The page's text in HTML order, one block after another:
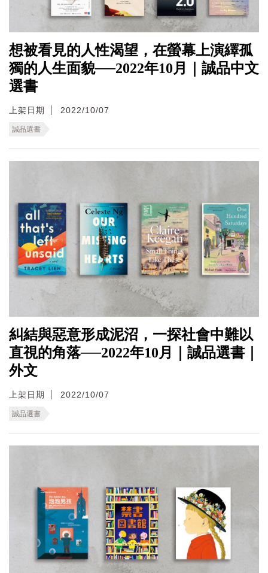
想被看見的人性渴望，在螢幕上演繹孤
獨的人生面貌──2022年10月｜誠品中文
選書
上架日期 2022/10/07
誠品選書
糾結與惡意形成泥沼，一探社會中難以
直視的角落──2022年10月｜誠品選書｜
外文
上架日期 2022/10/07
誠品選書